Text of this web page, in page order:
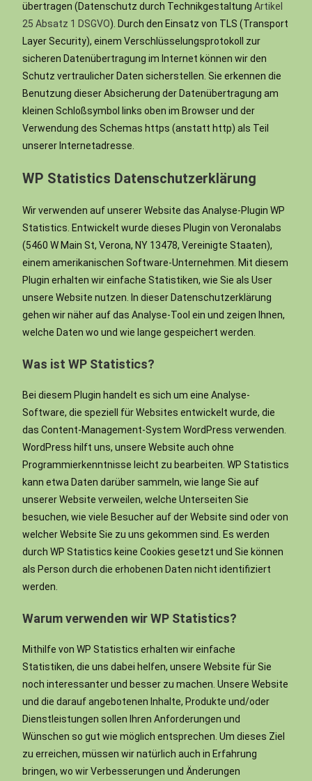
übertragen (Datenschutz durch TechnikgestaltungArtikel
25 Absatz 1 DSGVO). Durch den Einsatz von TLS (Transport
Layer Security), einem Verschlüsselungsprotokoll zur
sicheren Datenübertragung im Internet können wir den
Schutz vertraulicher Daten sicherstellen. Sie erkennen die
Benutzung dieser Absicherung der Datenübertragung am
kleinen Schloßsymbol links oben im Browser und der
Verwendung des Schemas https (anstatt http) als Teil
unserer Internetadresse.
WP Statistics Datenschutzerklärung
Wir verwenden auf unserer Website das Analyse-Plugin WP
Statistics. Entwickelt wurde dieses Plugin von Veronalabs
(5460 W Main St, Verona, NY 13478, Vereinigte Staaten),
einem amerikanischen Software-Unternehmen. Mit diesem
Plugin erhalten wir einfache Statistiken, wie Sie als User
unsere Website nutzen. In dieser Datenschutzerklärung
gehen wir näher auf das Analyse-Tool ein und zeigen Ihnen,
welche Daten wo und wie lange gespeichert werden.
Was ist WP Statistics?
Bei diesem Plugin handelt es sich um eine Analyse-
Software, die speziell für Websites entwickelt wurde, die
das Content-Management-System WordPress verwenden.
WordPress hilft uns, unsere Website auch ohne
Programmierkenntnisse leicht zu bearbeiten. WP Statistics
kann etwa Daten darüber sammeln, wie lange Sie auf
unserer Website verweilen, welche Unterseiten Sie
besuchen, wie viele Besucher auf der Website sind oder von
welcher Website Sie zu uns gekommen sind. Es werden
durch WP Statistics keine Cookies gesetzt und Sie können
als Person durch die erhobenen Daten nicht identifiziert
werden.
Warum verwenden wir WP Statistics?
Mithilfe von WP Statistics erhalten wir einfache
Statistiken, die uns dabei helfen, unsere Website für Sie
noch interessanter und besser zu machen. Unsere Website
und die darauf angebotenen Inhalte, Produkte und/oder
Dienstleistungen sollen Ihren Anforderungen und
Wünschen so gut wie möglich entsprechen. Um dieses Ziel
zu erreichen, müssen wir natürlich auch in Erfahrung
bringen, wo wir Verbesserungen und Änderungen